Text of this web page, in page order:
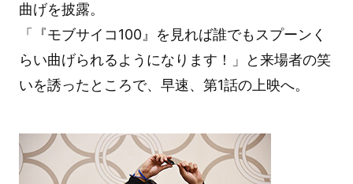
曲げを披露。
「『モブサイコ100』を見れば誰でもスプーンく
らい曲げられるようになります！」と来場者の笑
いを誘ったところで、早速、第1話の上映へ。